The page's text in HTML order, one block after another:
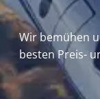
Wir bemühen
besten Preis-